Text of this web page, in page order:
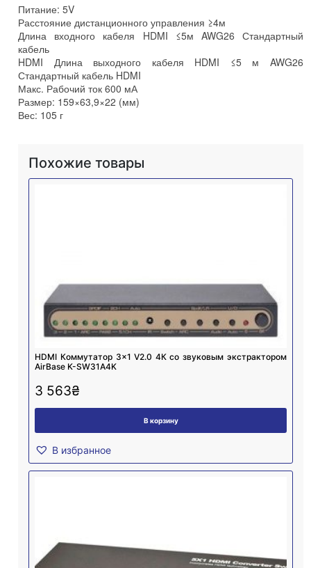
Питание: 5V
Расстояние дистанционного управления ≥4м
Длина входного кабеля HDMI ≤5м AWG26 Стандартный
кабель
HDMI Длина выходного кабеля HDMI ≤5 м AWG26
Стандартный кабель HDMI
Макс. Рабочий ток 600 мА
Размер: 159×63,9×22 (мм)
Вес: 105 г
Похожие товары
HDMI Коммутатор 3×1 V2.0 4К со звуковым экстрактором
AirBase K-SW31A4K
3 563₴
В корзину
В избранное